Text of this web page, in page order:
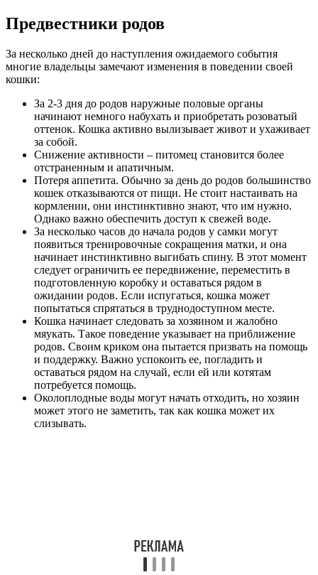
Предвестники родов
За несколько дней до наступления ожидаемого события
многие владельцы замечают изменения в поведении своей
кошки:
За 2-3 дня до родов наружные половые органы
начинают немного набухать и приобретать розоватый
оттенок. Кошка активно вылизывает живот и ухаживает
за собой.
Снижение активности – питомец становится более
отстраненным и апатичным.
Потеря аппетита. Обычно за день до родов большинство
кошек отказываются от пищи. Не стоит настаивать на
кормлении, они инстинктивно знают, что им нужно.
Однако важно обеспечить доступ к свежей воде.
За несколько часов до начала родов у самки могут
появиться тренировочные сокращения матки, и она
начинает инстинктивно выгибать спину. В этот момент
следует ограничить ее передвижение, переместить в
подготовленную коробку и оставаться рядом в
ожидании родов. Если испугаться, кошка может
попытаться спрятаться в труднодоступном месте.
Кошка начинает следовать за хозяином и жалобно
мяукать. Такое поведение указывает на приближение
родов. Своим криком она пытается призвать на помощь
и поддержку. Важно успокоить ее, погладить и
оставаться рядом на случай, если ей или котятам
потребуется помощь.
Околоплодные воды могут начать отходить, но хозяин
может этого не заметить, так как кошка может их
слизывать.